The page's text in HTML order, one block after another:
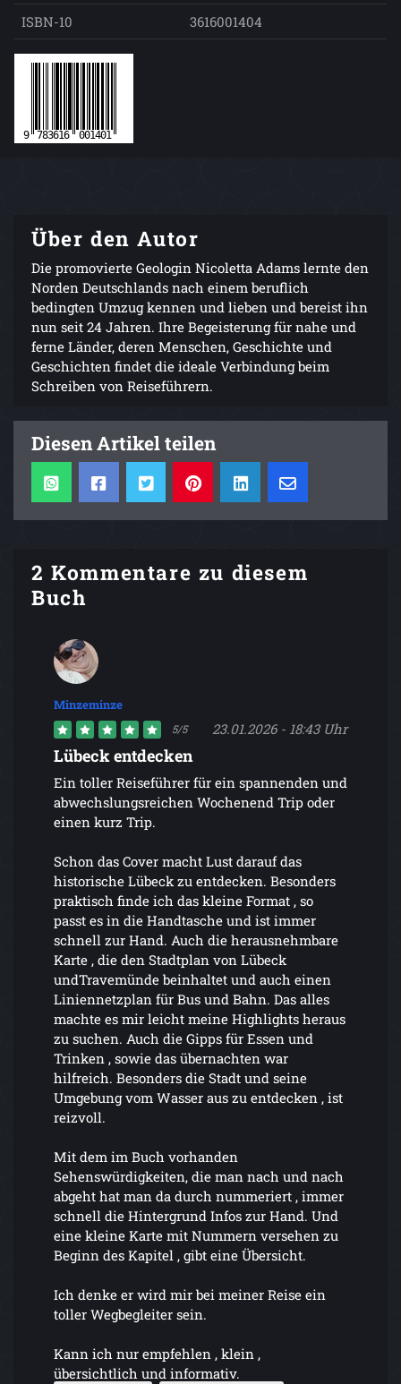
ISBN-10 3616001404
Über den Autor
Die promovierte Geologin Nicoletta Adams lernte den
Norden Deutschlands nach einem beruflich
bedingten Umzug kennen und lieben und bereist ihn
nun seit 24 Jahren. Ihre Begeisterung für nahe und
ferne Länder, deren Menschen, Geschichte und
Geschichten findet die ideale Verbindung beim
Schreiben von Reiseführern.
Diesen Artikel teilen
2 Kommentare zu diesem
Buch
Minzeminze
5/5 23.01.2026 - 18:43 Uhr
Lübeck entdecken
Ein toller Reiseführer für ein spannenden und
abwechslungsreichen Wochenend Trip oder
einen kurz Trip.
Schon das Cover macht Lust darauf das
historische Lübeck zu entdecken. Besonders
praktisch finde ich das kleine Format , so
passt es in die Handtasche und ist immer
schnell zur Hand. Auch die herausnehmbare
Karte , die den Stadtplan von Lübeck
undTravemünde beinhaltet und auch einen
Liniennetzplan für Bus und Bahn. Das alles
machte es mir leicht meine Highlights heraus
zu suchen. Auch die Gipps für Essen und
Trinken , sowie das übernachten war
hilfreich. Besonders die Stadt und seine
Umgebung vom Wasser aus zu entdecken , ist
reizvoll.
Mit dem im Buch vorhanden
Sehenswürdigkeiten, die man nach und nach
abgeht hat man da durch nummeriert , immer
schnell die Hintergrund Infos zur Hand. Und
eine kleine Karte mit Nummern versehen zu
Beginn des Kapitel , gibt eine Übersicht.
Ich denke er wird mir bei meiner Reise ein
toller Wegbegleiter sein.
Kann ich nur empfehlen , klein ,
übersichtlich und informativ.